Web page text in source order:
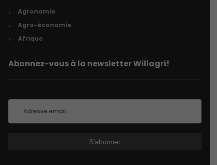
Agronomie
Agro-économie
Afrique
Abonnez-vous à la newsletter Willagri!